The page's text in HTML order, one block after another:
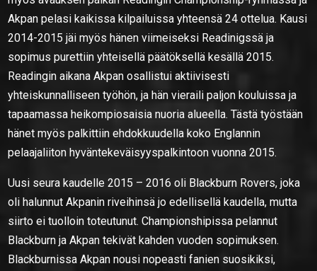
Akpan pelasi kaikissa kilpailuissa yhteensä 24 ottelua. Kausi
2014-2015 jäi myös hänen viimeiseksi Readinigssä ja
sopimus purettiin yhteisellä päätöksellä kesällä 2015.
Readingin aikana Akpan osallistui aktiivisesti
yhteiskunnalliseen työhön, ja hän vieraili paljon kouluissa ja
tapaamassa heikompiosaisia nuoria alueella. Tästä työstään
hänet myös palkittiin ehdokkuudella koko Englannin
pelaajaliiton hyväntekeväisyyspalkintoon vuonna 2015.
Uusi seura kaudelle 2015 – 2016 oli Blackburn Rovers, joka
oli halunnut Akpanin riveihinsä jo edellisellä kaudella, mutta
siirto ei tuolloin toteutunut. Championshipissa pelannut
Blackburn ja Akpan tekivät kahden vuoden sopimuksen.
Blackburnissa Akpan nousi nopeasti fanien suosikiksi,